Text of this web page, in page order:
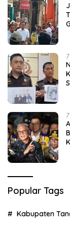
Popular Tags
Kabupaten